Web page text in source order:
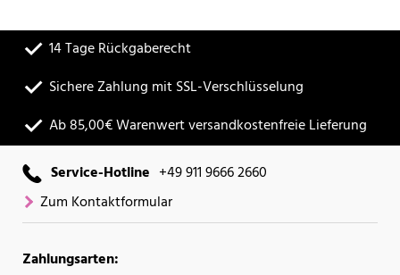
14 Tage Rückgaberecht
Sichere Zahlung mit SSL-Verschlüsselung
Ab 85,00€ Warenwert versandkostenfreie Lieferung
Service-Hotline +49 911 9666 2660
Zum Kontaktformular
Zahlungsarten: